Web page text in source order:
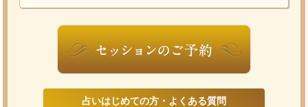
占いはじめての方・よくある質問